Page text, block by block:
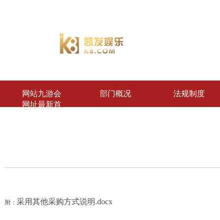
网站九游会
网址最新首
部门概况 法规制度
附： 采用其他采购方式说明.docx